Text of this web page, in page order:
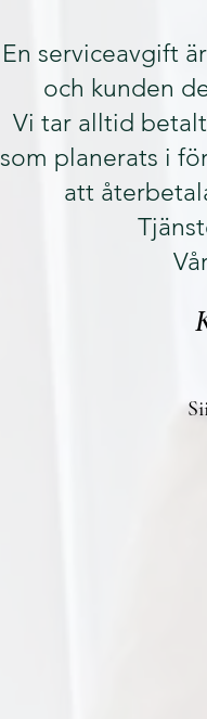
En serviceavgift
och kunden
Vi tar alltid
som planerats i
att